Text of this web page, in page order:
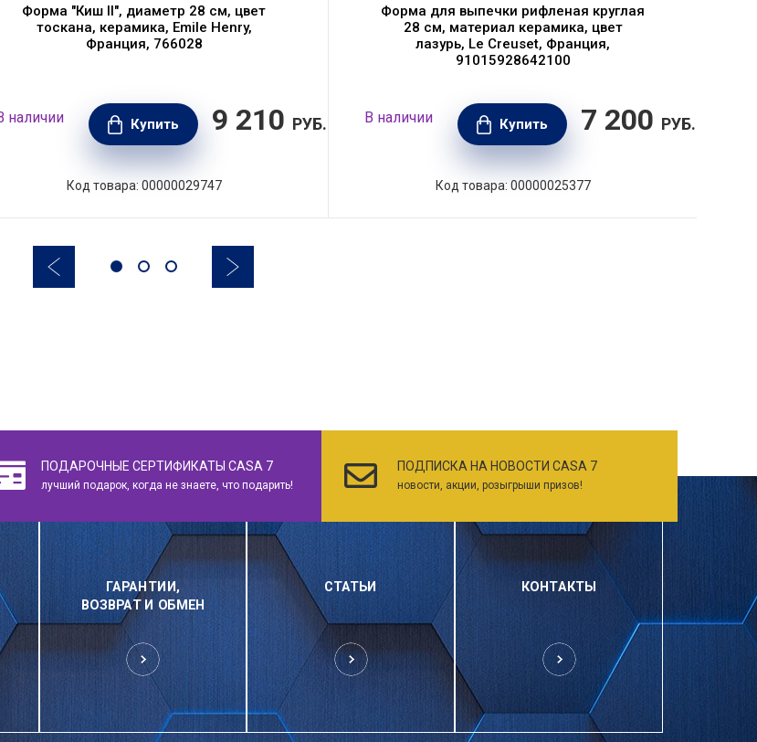
Форма "Киш II", диаметр 28 см, цвет
тоскана, керамика, Emile Henry,
Франция, 766028
наличии Купить 9 210 РУБ.
Код товара: 00000029747
Форма для выпечки рифленая круглая
28 см, материал керамика, цвет
лазурь, Le Creuset, Франция,
91015928642100
В наличии Купить 7 200 РУБ.
Код товара: 00000025377
ПОДАРОЧНЫЕ СЕРТИФИКАТЫ CASA 7
лучший подарок, когда не знаете, что подарить!
ПОДПИСКА НА НОВОСТИ CASA 7
новости, акции, розыгрыши призов!
ГАРАНТИИ,
ВОЗВРАТ И ОБМЕН
СТАТЬИ КОНТАКТЫ